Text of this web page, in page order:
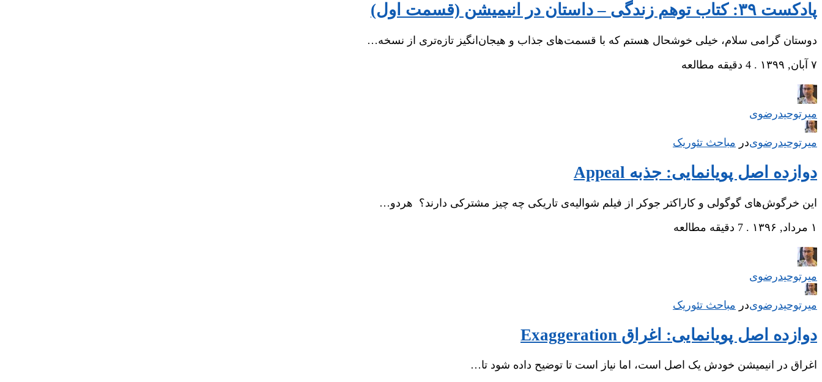
پادکست ۳۹: کتاب توهم زندگی – داستان در انیمیشن (قسمت اول)
دوستان گرامی سلام، خیلی خوشحال هستم که با قسمت‌های جذاب و هیجان‌انگیز تازه‌تری از نسخه…
۷ آبان, ۱۳۹۹
. 4 دقیقه مطالعه
میر‌توحیدرضوی
میر‌توحیدرضویدر مباحث تئوریک
دوازده اصل پویانمایی: جذبه Appeal
این خرگوش‌های گوگولی و کاراکتر جوکر از فیلم شوالیه‌ی تاریکی چه چیز مشترکی دارند؟ هردو…
۱ مرداد, ۱۳۹۶
. 7 دقیقه مطالعه
میر‌توحیدرضوی
میر‌توحیدرضویدر مباحث تئوریک
دوازده اصل پویانمایی: اغراق Exaggeration
اغراق در انیمیشن خودش یک اصل است، اما نیاز است تا توضیح داده شود تا…